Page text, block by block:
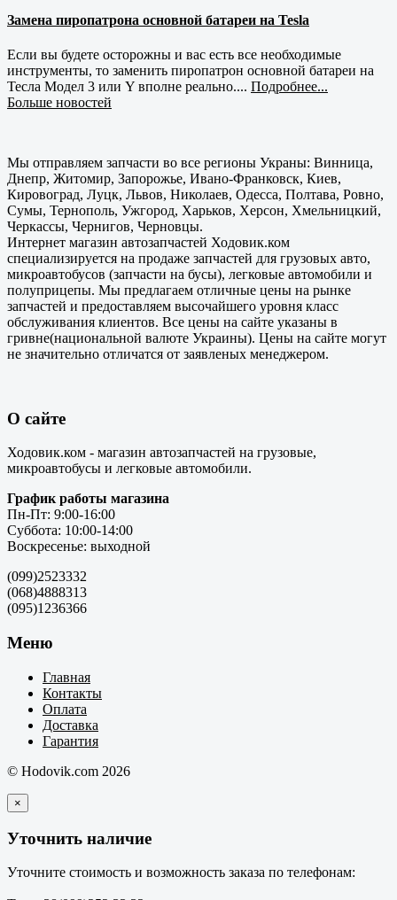
Замена пиропатрона основной батареи на Tesla
Если вы будете осторожны и вас есть все необходимые
инструменты, то заменить пиропатрон основной батареи на
Тесла Модел 3 или Y вполне реально.... Подробнее...
Больше новостей
Мы отправляем запчасти во все регионы Украны: Винница,
Днепр, Житомир, Запорожье, Ивано-Франковск, Киев,
Кировоград, Луцк, Львов, Николаев, Одесса, Полтава, Ровно,
Сумы, Тернополь, Ужгород, Харьков, Херсон, Хмельницкий,
Черкассы, Чернигов, Черновцы.
Интернет магазин автозапчастей Ходовик.ком
специализируется на продаже запчастей для грузовых авто,
микроавтобусов (запчасти на бусы), легковые автомобили и
полуприцепы. Мы предлагаем отличные цены на рынке
запчастей и предоставляем высочайшего уровня класс
обслуживания клиентов. Все цены на сайте указаны в
гривне(национальной валюте Украины). Цены на сайте могут
не значительно отличатся от заявленых менеджером.
О сайте
Ходовик.ком - магазин автозапчастей на грузовые,
микроавтобусы и легковые автомобили.
График работы магазина
Пн-Пт: 9:00-16:00
Суббота: 10:00-14:00
Воскресенье: выходной
(099)2523332
(068)4888313
(095)1236366
Меню
Главная
Контакты
Оплата
Доставка
Гарантия
© Hodovik.com 2026
×
Уточнить наличие
Уточните стоимость и возможность заказа по телефонам: